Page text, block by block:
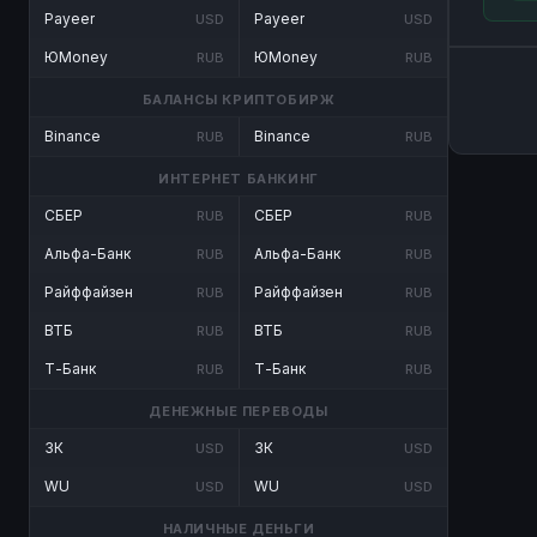
Payeer USD
ЮMoney RUB
Payeer USD
ЮMoney RUB
БАЛАНСЫ КРИПТОБИРЖ
Binance RUB Binance RUB
ИНТЕРНЕТ БАНКИНГ
СБЕР RUB
Альфа-Банк RUB
Райффайзен RUB
ВТБ RUB
Т-Банк RUB
СБЕР RUB
Альфа-Банк RUB
Райффайзен RUB
ВТБ RUB
Т-Банк RUB
ДЕНЕЖНЫЕ ПЕРЕВОДЫ
ЗК USD
WU USD
ЗК USD
WU USD
НАЛИЧНЫЕ ДЕНЬГИ